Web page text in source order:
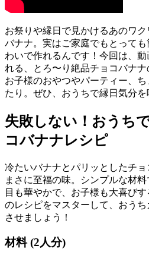
お祭りや縁日で見かけるあのワ
バナナ。実はご家庭でもとって
わいで作れるんです！今回は、
れる、とろ〜り絶品チョコバナナ
お子様のおやつやパーティー、
たり。ぜひ、おうちで縁日気分
失敗しない！おうち
コバナナレシピ
冷たいバナナとパリッとしたチョ
まさに至福の味。シンプルな材
目も華やかで、お子様も大喜び
のレシピをマスターして、おう
させましょう！
材料 (2人分)